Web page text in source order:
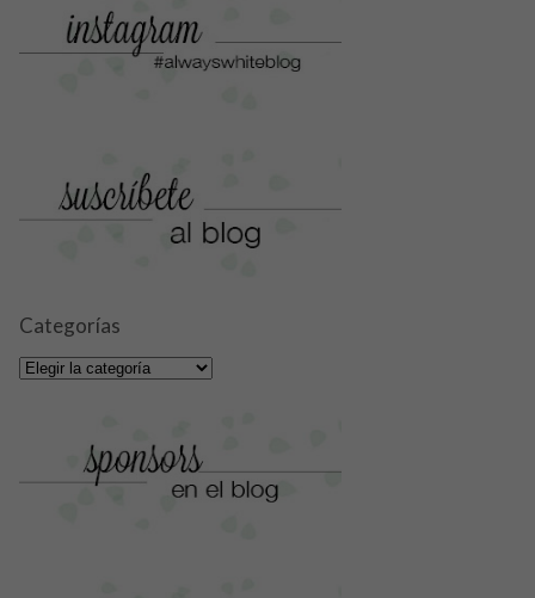
Categorías
Categorías